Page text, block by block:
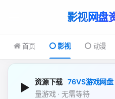
影视
首页 影视 动漫
▶ 资源下载 76VS游戏网盘
量游戏 · 无需等待